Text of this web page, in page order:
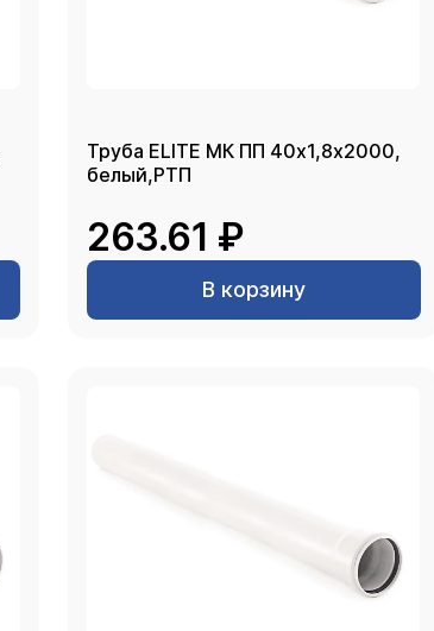
Труба ELITE МК ПП 40х1,8х2000,
белый,РТП
263.61 ₽
В корзину